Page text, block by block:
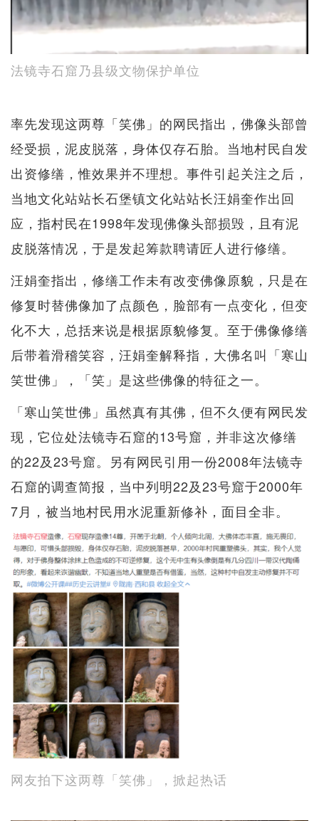
法镜寺石窟乃县级文物保护单位
率先发现这两尊「笑佛」的网民指出，佛像头部曾
经受损，泥皮脱落，身体仅存石胎。当地村民自发
出资修缮，惟效果并不理想。事件引起关注之后，
当地文化站站长石堡镇文化站站长汪娟奎作出回
应，指村民在1998年发现佛像头部损毁，且有泥
皮脱落情况，于是发起筹款聘请匠人进行修缮。
汪娟奎指出，修缮工作未有改变佛像原貌，只是在
修复时替佛像加了点颜色，脸部有一点变化，但变
化不大，总括来说是根据原貌修复。至于佛像修缮
后带着滑稽笑容，汪娟奎解释指，大佛名叫「寒山
笑世佛」，「笑」是这些佛像的特征之一。
「寒山笑世佛」虽然真有其佛，但不久便有网民发
现，它位处法镜寺石窟的13号窟，并非这次修缮
的22及23号窟。另有网民引用一份2008年法镜寺
石窟的调查简报，当中列明22及23号窟于2000年
7月，被当地村民用水泥重新修补，面目全非。
网友拍下这两尊「笑佛」，掀起热话